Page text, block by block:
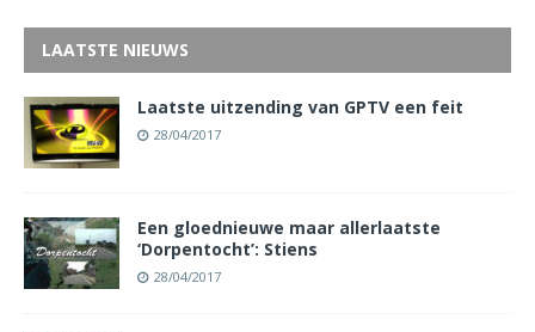
LAATSTE NIEUWS
Laatste uitzending van GPTV een feit
28/04/2017
Een gloednieuwe maar allerlaatste
‘Dorpentocht’: Stiens
28/04/2017